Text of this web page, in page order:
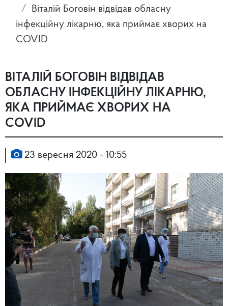
Віталій Боговін відвідав обласну
інфекційну лікарню, яка приймає хворих на
COVID
ВІТАЛІЙ БОГОВІН ВІДВІДАВ
ОБЛАСНУ ІНФЕКЦІЙНУ ЛІКАРНЮ,
ЯКА ПРИЙМАЄ ХВОРИХ НА
COVID
23 вересня 2020 - 10:55